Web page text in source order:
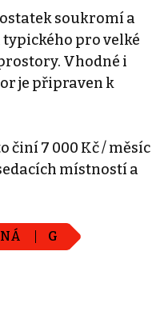
soukromí a
pro velké
Vhodné i
je připraven k
činí 7 000 Kč / měsíc
místností a
G